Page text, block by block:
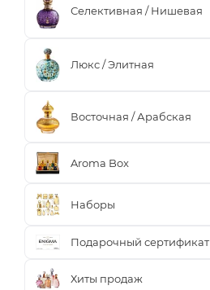
Селективная / Нишевая
Люкс / Элитная
Восточная / Арабская
Aroma Box
Наборы
Подарочный сертификат
Хиты продаж